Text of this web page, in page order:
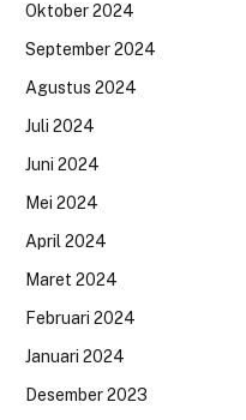
Oktober 2024
September 2024
Agustus 2024
Juli 2024
Juni 2024
Mei 2024
April 2024
Maret 2024
Februari 2024
Januari 2024
Desember 2023